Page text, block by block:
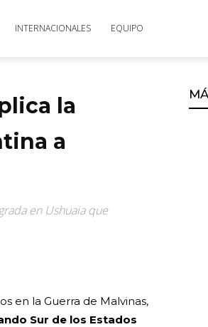
INTERNACIONALES EQUIPO
la
a
en Ushuaia que
en la Guerra de Malvinas,
Sur de los Estados